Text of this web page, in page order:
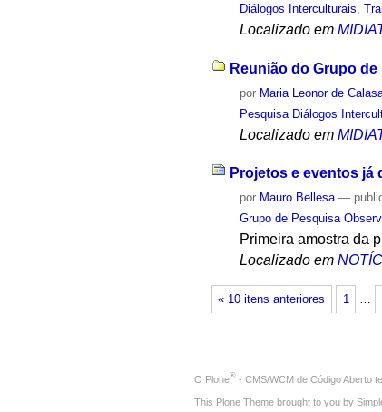
Diálogos Interculturais ,
Localizado em
Reunião do Grupo
por Maria Leonor de
Pesquisa Diálogos
Localizado em
Projetos e eventos já
por Mauro Bellesa —
Grupo de Pesquisa
Primeira amostra da
Localizado em
« 10 itens anteriores 1
O Plone® - CMS/WCM de Código Aberto
This Plone Theme brought to you by